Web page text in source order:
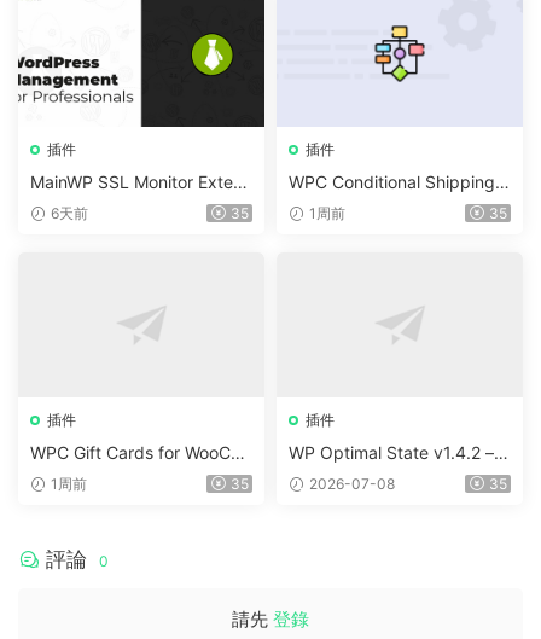
插件
MainWP SSL Monitor Extens
ion v5.2
6天前 35
插件
WPC Conditional Shipping &
Payments (Premium) v1.0.2
1周前 35
插件
WPC Gift Cards for WooCo
mmerce (Premium) v1.0.2
1周前 35
插件
WP Optimal State v1.4.2 –
WordPress 優化、清理和安
2026-07-08 35
評論 0
請先 登錄